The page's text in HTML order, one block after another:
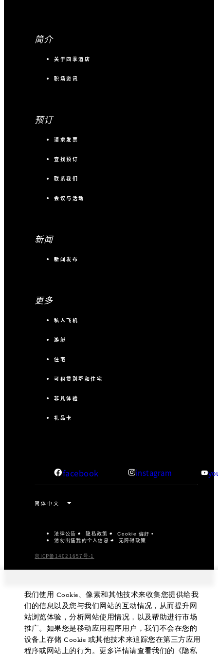
立即联系我们，了解
所有预订均须在房价基础上加收 10% 服务费和
客房的团体。须至少入住三晚。
简介
关于四季酒店
职场资讯
预订
请求发票
查找预订
联系我们
会议与活动
新闻
新闻发布
更多
私人飞机
游艇
住宅
可租赁别墅和住宅
非凡体验
礼品卡
facebook instagram
法律公告 隐私政策 Cookie 偏好
请勿出售我的个人信息 无障碍政策
京ICP备14021657号-1
我们使用 Cookie、像素和其他技术来收集您提供给我
们的信息以及您与我们网站的互动情况，从而提升网
站浏览体验，分析网站使用情况，以及帮助进行市场
推广。如果您是移动应用程序用户，我们不会在您的
设备上存储 Cookie 或其他技术来追踪您在第三方应用
程序或网站上的行为。更多详情请查看我们的《隐私